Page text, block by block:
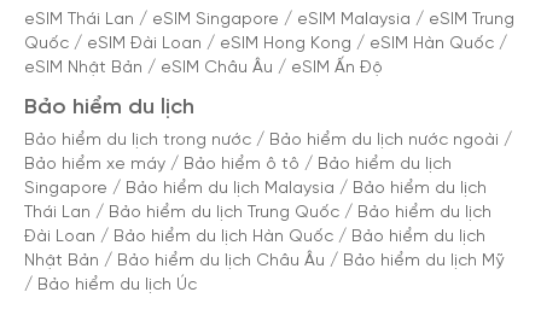
eSIM Thái Lan / eSIM Singapore / eSIM Malaysia / eSIM Trung
Quốc / eSIM Đài Loan / eSIM Hong Kong / eSIM Hàn Quốc /
eSIM Nhật Bản / eSIM Châu Âu / eSIM Ấn Độ
Bảo hiểm du lịch
Bảo hiểm du lịch trong nước / Bảo hiểm du lịch nước ngoài /
Bảo hiểm xe máy / Bảo hiểm ô tô / Bảo hiểm du lịch
Singapore / Bảo hiểm du lịch Malaysia / Bảo hiểm du lịch
Thái Lan / Bảo hiểm du lịch Trung Quốc / Bảo hiểm du lịch
Đài Loan / Bảo hiểm du lịch Hàn Quốc / Bảo hiểm du lịch
Nhật Bản / Bảo hiểm du lịch Châu Âu / Bảo hiểm du lịch Mỹ
/ Bảo hiểm du lịch Úc